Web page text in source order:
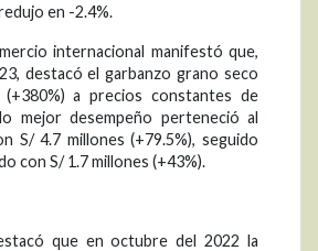
en -2.4%.
internacional manifestó que,
destacó el garbanzo grano seco
a precios constantes de
mejor desempeño perteneció al
S/ 4.7 millones (+79.5%), seguido
con S/ 1.7 millones (+43%).
que en octubre del 2022 la